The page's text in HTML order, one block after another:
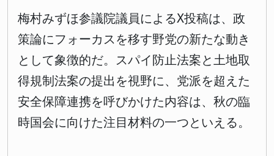
梅村みずほ参議院議員によるX投稿は、政
策論にフォーカスを移す野党の新たな動き
として象徴的だ。スパイ防止法案と土地取
得規制法案の提出を視野に、党派を超えた
安全保障連携を呼びかけた内容は、秋の臨
時国会に向けた注目材料の一つといえる。